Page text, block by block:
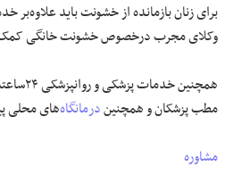
برای زنان بازمانده از خشونت باید
وکلای مجرب درخصوص خشونت خانگی کمک
مطب پزشکان و همچنیندرمانگاه‌های محلی
مشاوره